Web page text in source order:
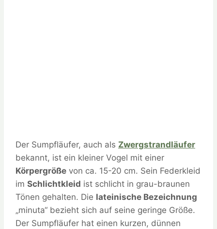
Der Sumpfläufer, auch als Zwergstrandläufer
bekannt, ist ein kleiner Vogel mit einer
Körpergröße von ca. 15-20 cm. Sein Federkleid
im Schlichtkleid ist schlicht in grau-braunen
Tönen gehalten. Die lateinische Bezeichnung
„minuta“ bezieht sich auf seine geringe Größe.
Der Sumpfläufer hat einen kurzen, dünnen